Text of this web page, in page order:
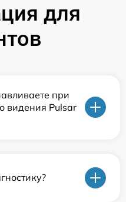
для
при
видения Pulsar